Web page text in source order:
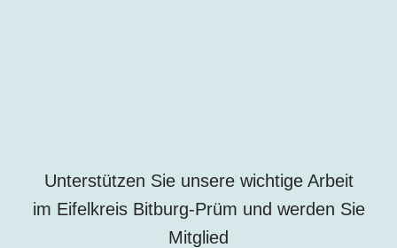
Unterstützen Sie unsere wichtige Arbeit
im Eifelkreis Bitburg-Prüm und werden Sie
Mitglied